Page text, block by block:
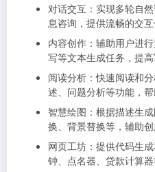
对话交互：实现多轮自
息咨询，提供流畅的交互
内容创作：辅助用户进
写等文本生成任务，提高
阅读分析：快速阅读和
述、问题分析等功能，帮
智慧绘图：根据描述生
换、背景替换等，辅助创
网页工坊：提供代码生
钟、点名器、贷款计算器